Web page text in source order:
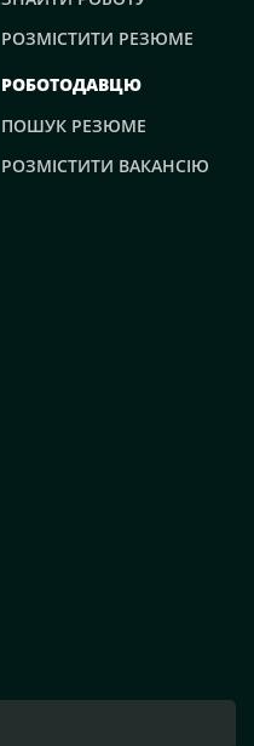
РОЗМІСТИТИ РЕЗЮМЕ
РОБОТОДАВЦЮ
ПОШУК РЕЗЮМЕ
РОЗМІСТИТИ ВАКАНСІЮ